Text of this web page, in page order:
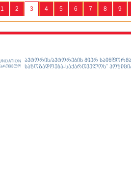
1 2 3 4 5 6 7 8 9
ავტორის/ავტორების მიერ
საზოგადოება-საქართველოს”